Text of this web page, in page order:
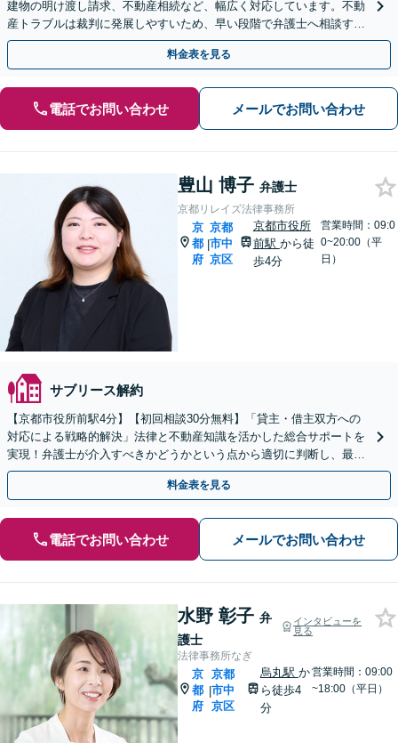
建物の明け渡し請求、不動産相続など、幅広く対応しています。不動
産トラブルは裁判に発展しやすいため、早い段階で弁護士へ相談する
ことが大切です。【電話・メール・WEB相談可】
料金表を見る
電話でお問い合わせ メールでお問い合わせ
豊山 博子 弁護士
京都リレイズ法律事務所
京
都
府
|
京都
市中
京区
京都市役所
前駅 から徒
歩4分
営業時間：09:0
0~20:00（平
日）
サブリース解約
【京都市役所前駅4分】【初回相談30分無料】「貸主・借主双方への
対応による戦略的解決」法律と不動産知識を活かした総合サポートを
実現！弁護士が介入すべきかどうかという点から適切に判断し、最適
な解決へ導くお手伝いをいたします【休日・夜間相談可】
料金表を見る
電話でお問い合わせ メールでお問い合わせ
水野 彰子 弁
護士
インタビューを
見る
法律事務所なぎ
京
都
府
|
京都
市中
京区
烏丸駅 か
ら徒歩4
分
営業時間：09:00
~18:00（平日）